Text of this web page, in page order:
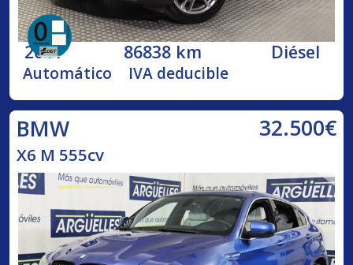
2021 86838 km Diésel
Automático IVA deducible
BMW 32.500€
X6 M 555cv